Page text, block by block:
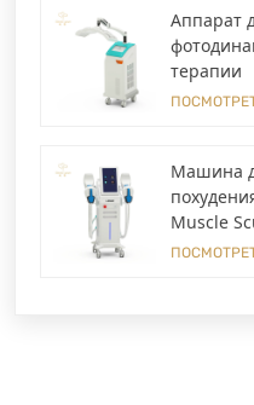
Аппарат
терапии
Машина
Muscle